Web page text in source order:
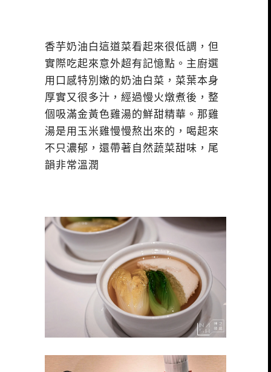
香芋奶油白這道菜看起來很低調，但
實際吃起來意外超有記憶點。主廚選
用口感特別嫩的奶油白菜，菜葉本身
厚實又很多汁，經過慢火燉煮後，整
個吸滿金黃色雞湯的鮮甜精華。那雞
湯是用玉米雞慢慢熬出來的，喝起來
不只濃郁，還帶著自然蔬菜甜味，尾
韻非常溫潤